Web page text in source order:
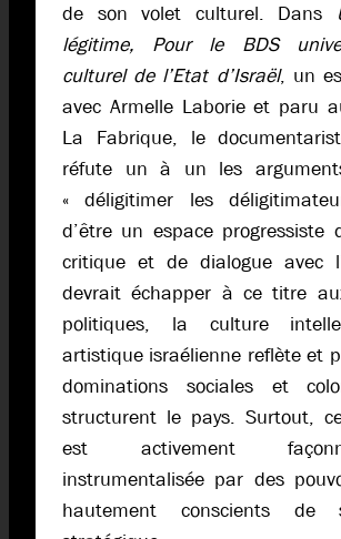
de son volet culturel. Dans
légitime, Pour le BDS
culturel de l’Etat d’Israël, un
avec Armelle Laborie et paru
La Fabrique, le
réfute un à un les
« déligitimer les
d’être un espace progressiste
critique et de dialogue avec
devrait échapper à ce titre
politiques, la culture
artistique israélienne reflète et
dominations sociales et
structurent le pays. Surtout,
est activement
instrumentalisée par des
hautement conscients de